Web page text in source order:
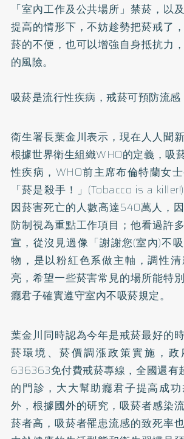
「室內工作及公共場所」禁菸，以
提高的情形下，不妨趁勢把菸戒了
菸的不便，也可以增強自身抵抗力
的風險。
吸菸是流行性疾病，戒菸可預防流感
衛生署長葉金川表示，現在人人聞
根據世界衛生組織WHO的定義，吸
性疾病，WHO前主席布倫特蘭女
「菸是殺手！」(Tobacco is a
因菸害死亡的人數高達540萬人，
防制視為重點工作項目；他看過許
宣，從沒見過像「謝謝您(室內)不
物，是以粉紅色系做主軸，調性
亮，希望一些菸害常見的場所能特
癮君子確實遵守室內不吸菸規定。
葉金川同時認為今年是戒菸最好的
菸環境、菸價調漲政策實施，
636363免付費戒菸專線，全國還有
的門診，大大幫助癮君子提高成
外，根據國外的研究，吸菸者感染
菸者高，吸菸者罹患流感的致死率